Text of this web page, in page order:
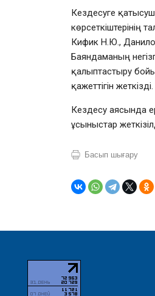
Кездесуге
көрсеткіштерінің
Кифик Н.Ю.,
Баяндаманың
қалыптастыру
қажеттігін жеткізді.
Кездесу аясында
ұсыныстар
Басып шығару